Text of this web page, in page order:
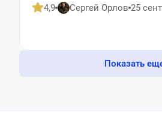
4,9 Сергей Орлов 25
Показать